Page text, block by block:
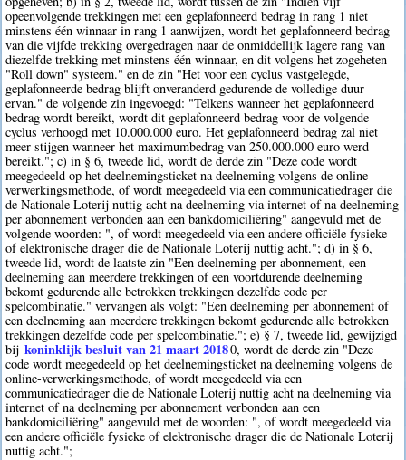
opeenvolgende trekkingen met een geplafonneerd bedrag in rang 1 niet
minstens één winnaar in rang 1 aanwijzen, wordt het geplafonneerd bedrag
van die vijfde trekking overgedragen naar de onmiddellijk lagere rang van
diezelfde trekking met minstens één winnaar, en dit volgens het zogeheten
"Roll down" systeem." en de zin "Het voor een cyclus vastgelegde,
geplafonneerde bedrag blijft onveranderd gedurende de volledige duur
ervan." de volgende zin ingevoegd: "Telkens wanneer het geplafonneerd
bedrag wordt bereikt, wordt dit geplafonneerd bedrag voor de volgende
cyclus verhoogd met 10.000.000 euro. Het geplafonneerd bedrag zal niet
meer stijgen wanneer het maximumbedrag van 250.000.000 euro werd
bereikt."; c) in § 6, tweede lid, wordt de derde zin "Deze code wordt
meegedeeld op het deelnemingsticket na deelneming volgens de online-
verwerkingsmethode, of wordt meegedeeld via een communicatiedrager die
de Nationale Loterij nuttig acht na deelneming via internet of na deelneming
per abonnement verbonden aan een bankdomiciliëring" aangevuld met de
volgende woorden: ", of wordt meegedeeld via een andere officiële fysieke
of elektronische drager die de Nationale Loterij nuttig acht."; d) in § 6,
tweede lid, wordt de laatste zin "Een deelneming per abonnement, een
deelneming aan meerdere trekkingen of een voortdurende deelneming
bekomt gedurende alle betrokken trekkingen dezelfde code per
spelcombinatie." vervangen als volgt: "Een deelneming per abonnement of
een deelneming aan meerdere trekkingen bekomt gedurende alle betrokken
trekkingen dezelfde code per spelcombinatie."; e) § 7, tweede lid, gewijzigd
bij koninklijk besluit van 21 maart 20180, wordt de derde zin "Deze
code wordt meegedeeld op het deelnemingsticket na deelneming volgens de
online-verwerkingsmethode, of wordt meegedeeld via een
communicatiedrager die de Nationale Loterij nuttig acht na deelneming via
internet of na deelneming per abonnement verbonden aan een
bankdomiciliëring" aangevuld met de woorden: ", of wordt meegedeeld via
een andere officiële fysieke of elektronische drager die de Nationale Loterij
nuttig acht.";